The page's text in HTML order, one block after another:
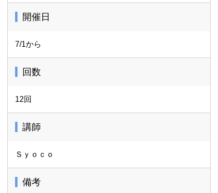
開催日
7/1から
回数
12回
講師
Ｓｙｏｃｏ
備考